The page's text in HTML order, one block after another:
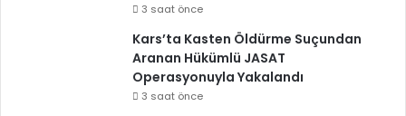
3 saat önce
Kars’ta Kasten Öldürme Suçundan
Aranan Hükümlü JASAT
Operasyonuyla Yakalandı
3 saat önce